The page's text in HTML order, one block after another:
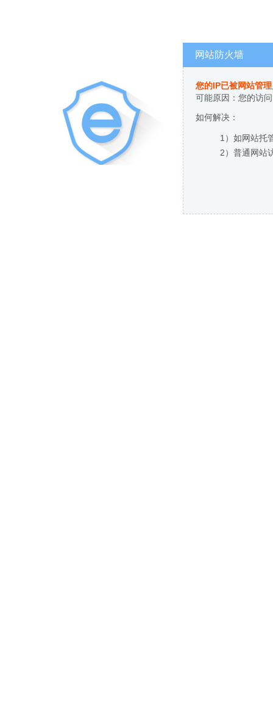
网站防火墙
您的IP已被网站管
可能原因：您的访
如何解决：
1）如网站托
2）普通网站